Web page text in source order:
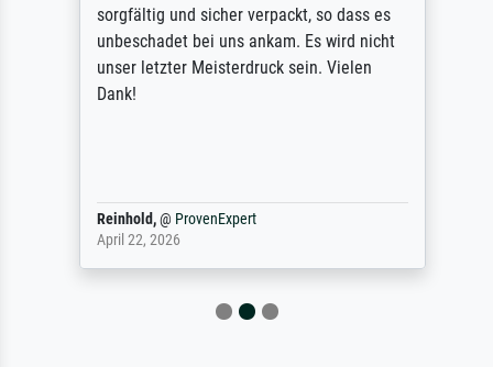
sorgfältig und sicher verpackt, so dass es
unbeschadet bei uns ankam. Es wird nicht
unser letzter Meisterdruck sein. Vielen
Dank!
Reinhold,@ProvenExpert
April 22, 2026